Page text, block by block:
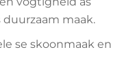
maak.
se skoonmaak en